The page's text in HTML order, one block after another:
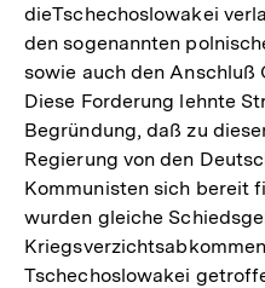
dieTschechoslowakei
den sogenannten
sowie auch den
Diese Forderung lehnte
Begründung, daß zu
Regierung von den
Kommunisten sich bereit
wurden gleiche
Tschechoslowakei